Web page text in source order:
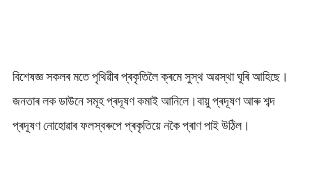
বিশেষজ্ঞ সকলৰ মতে পৃথিৱীৰ প্ৰকৃতিলৈ ক্ৰমে সুস্থ অৱস্থা ঘূৰি আহিছে।
জনতাৰ লক ডাউনে সমূহ প্ৰদূষণ কমাই আনিলে।বায়ু প্ৰদূষণ আৰু শব্দ
প্ৰদূষণ নোহোৱাৰ ফলস্বৰুপে প্ৰকৃতিয়ে নকৈ প্ৰাণ পাই উঠিল।